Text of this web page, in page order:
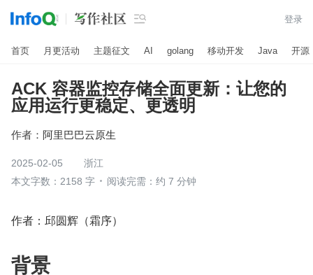
 登录
首页 月更活动 主题征文 AI golang 移动开发 Java 开源
ACK 容器监控存储全面更新：让您的
应用运行更稳定、更透明
作者： 阿里巴巴云原生
2025-02-05
浙江
本文字数：2158 字
阅读完需：约 7 分钟
作者：邱圆辉（霜序）
背景